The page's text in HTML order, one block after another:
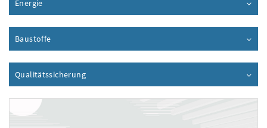
Energie
Baustoffe
QualitätssicherungInhalt aufklappen